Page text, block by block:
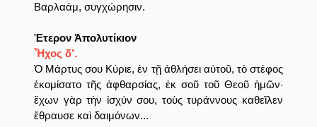
Βαρλαάμ, συγχώρησιν.
Έτερον Ἀπολυτίκιον
Ἦχος δ’.
Ὁ Μάρτυς σου Κύριε, ἐν τῇ ἀθλήσει αὐτοῦ, τὸ στέφος
ἐκομίσατο τῆς ἀφθαρσίας, ἐκ σοῦ τοῦ Θεοῦ ἡμῶν·
ἔχων γὰρ τὴν ἰσχύν σου, τοὺς τυράννους καθεῖλεν
ἔθραυσε καὶ δαιμόνων...